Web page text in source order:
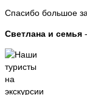
Спасибо большое
Светлана и семья